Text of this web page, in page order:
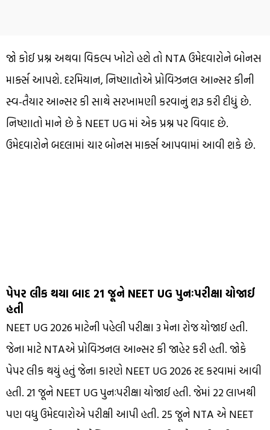
જો કોઈ પ્રશ્ન અથવા વિકલ્પ ખોટો હશે તો NTA ઉમેદવારોને બોનસ
માર્ક્સ આપશે. દરમિયાન, નિષ્ણાતોએ પ્રોવિઝનલ આન્સર કીની
સ્વ-તૈયાર આન્સર કી સાથે સરખામણી કરવાનું શરૂ કરી દીધું છે.
નિષ્ણાતો માને છે કે NEET UG માં એક પ્રશ્ન પર વિવાદ છે.
ઉમેદવારોને બદલામાં ચાર બોનસ માર્ક્સ આપવામાં આવી શકે છે.
પેપર લીક થયા બાદ 21 જૂને NEET UG પુનઃપરીક્ષા યોજાઈ
હતી
NEET UG 2026 માટેની પહેલી પરીક્ષા 3 મેના રોજ યોજાઈ હતી.
જેના માટે NTAએ પ્રોવિઝનલ આન્સર કી જાહેર કરી હતી. જોકે
પેપર લીક થયું હતું જેના કારણે NEET UG 2026 રદ કરવામાં આવી
હતી. 21 જૂને NEET UG પુનઃપરીક્ષા યોજાઈ હતી. જેમાં 22 લાખથી
પણ વધુ ઉમેદવારોએ પરીક્ષી આપી હતી. 25 જૂને NTA એ NEET